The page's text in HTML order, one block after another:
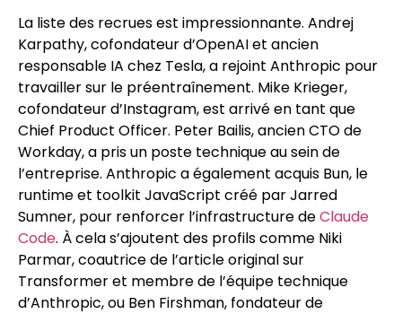
La liste des recrues est impressionnante. Andrej
Karpathy, cofondateur d’OpenAI et ancien
responsable IA chez Tesla, a rejoint Anthropic pour
travailler sur le préentraînement. Mike Krieger,
cofondateur d’Instagram, est arrivé en tant que
Chief Product Officer. Peter Bailis, ancien CTO de
Workday, a pris un poste technique au sein de
l’entreprise. Anthropic a également acquis Bun, le
runtime et toolkit JavaScript créé par Jarred
Sumner, pour renforcer l’infrastructure deClaude
Code. À cela s’ajoutent des profils comme Niki
Parmar, coautrice de l’article original sur
Transformer et membre de l’équipe technique
d’Anthropic, ou Ben Firshman, fondateur de